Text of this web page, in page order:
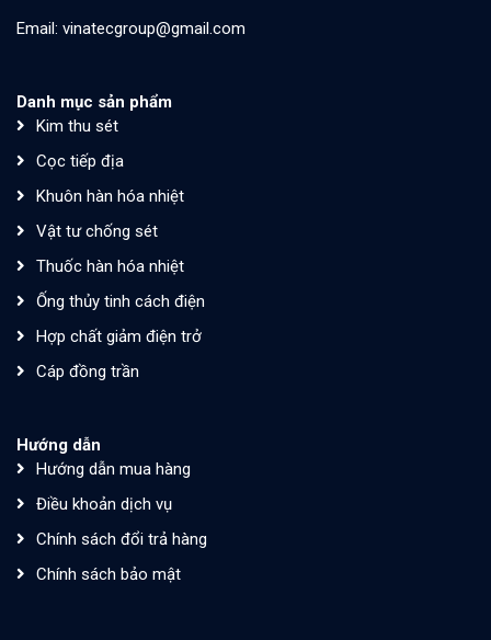
Email: vinatecgroup@gmail.com
Danh mục sản phẩm
Kim thu sét
Cọc tiếp địa
Khuôn hàn hóa nhiệt
Vật tư chống sét
Thuốc hàn hóa nhiệt
Ống thủy tinh cách điện
Hợp chất giảm điện trở
Cáp đồng trần
Hướng dẫn
Hướng dẫn mua hàng
Điều khoản dịch vụ
Chính sách đổi trả hàng
Chính sách bảo mật